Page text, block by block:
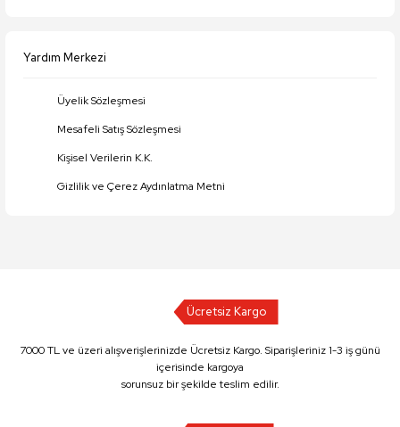
Yardım Merkezi
Üyelik Sözleşmesi
Mesafeli Satış Sözleşmesi
Kişisel Verilerin K.K.
Gizlilik ve Çerez Aydınlatma Metni
Ücretsiz Kargo
7000 TL ve üzeri alışverişlerinizde Ücretsiz Kargo. Siparişleriniz 1-3 iş günü
içerisinde kargoya
sorunsuz bir şekilde teslim edilir.